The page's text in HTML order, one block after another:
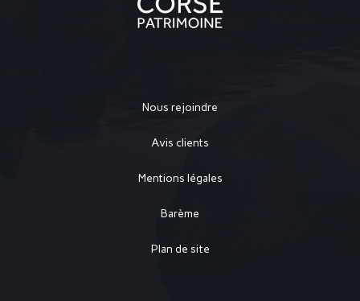
Nous rejoindre
Avis clients
Mentions légales
Barème
Plan de site